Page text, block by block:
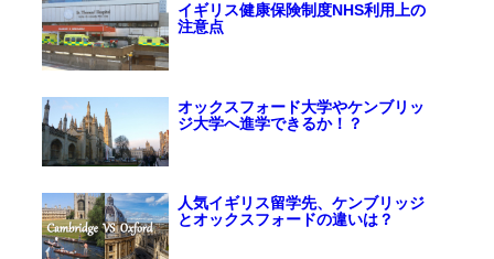
イギリス健康保険制度NHS利用上の
注意点
オックスフォード大学やケンブリッ
ジ大学へ進学できるか！？
人気イギリス留学先、ケンブリッジ
とオックスフォードの違いは？